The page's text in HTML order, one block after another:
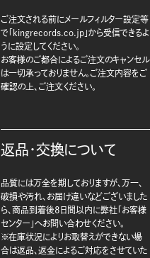
ご注文される前にメールフィルター設定等
で「kingrecords.co.jp」から受信できるよ
うに設定してください。
お客様のご都合によるご注文のキャンセル
は一切承っておりません。ご注文内容をご
確認の上、ご注文ください。
返品・交換について
品質には万全を期しておりますが、万一、
破損や汚れ、お届け違いなどございました
ら、商品到着後8日間以内に弊社「お客様
センター」へお問い合わせください。
※在庫状況によりお取替えができない場
合は返品、返金によるご対応をさせていた